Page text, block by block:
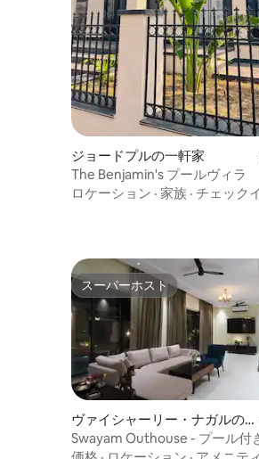
ジョードプルの一軒家
The Benjamin's プールヴィラ
ロケーション · 家族 · チェック
スーパーホスト
スーパーホスト
ヴァイシャーリー・ナガルの
一軒家
Swayam Outhouse - プール付
ルームヴィラ